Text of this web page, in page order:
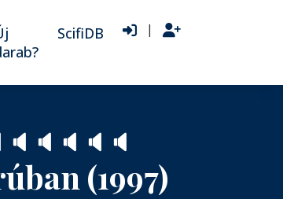
ScifiDB |
🔈 🔈 🔈 🔈 🔈
(1997)